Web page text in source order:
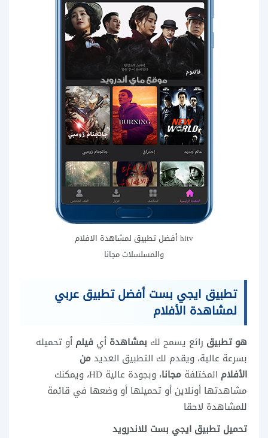
hitv أفضل تطبيق لمشاهدة الافلام
والمسلسلات مجانا
تطبيق ايجي بست أفضل تطبيق عربي
لمشاهدة الأفلام
هو تطبيق رائع يسمح لك بمشاهدة أي فيلم أو تحميله
بسرعة عالية، ويقدم لك التطبيق العديدمن
الأفلام المختلفة مجانا
، وبجودة عالية HD، ويمكنك
مشاهدتها أونلاين أو تحميلها أو وضعها في قائمة
للمشاهدة لاحقا
تحميل تطبيق ايجي بست للاندرويد